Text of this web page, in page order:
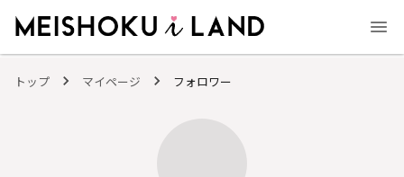
トップ マイページ フォロワー